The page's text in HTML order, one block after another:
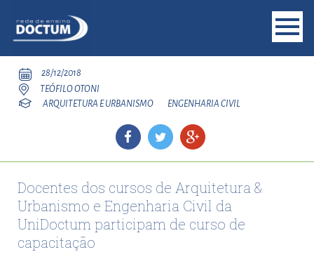
28/12/2018
TEÓFILO OTONI
ARQUITETURA E URBANISMO
ENGENHARIA CIVIL
Docentes dos cursos de Arquitetura &
Urbanismo e Engenharia Civil da
UniDoctum participam de curso de
capacitação